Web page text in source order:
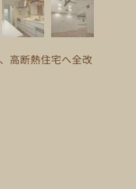
高断熱住宅へ全改